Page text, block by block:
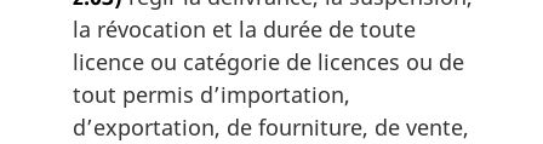
la révocation et la durée de toute
licence ou catégorie de licences ou de
tout permis d’importation,
d’exportation, de fourniture, de vente,